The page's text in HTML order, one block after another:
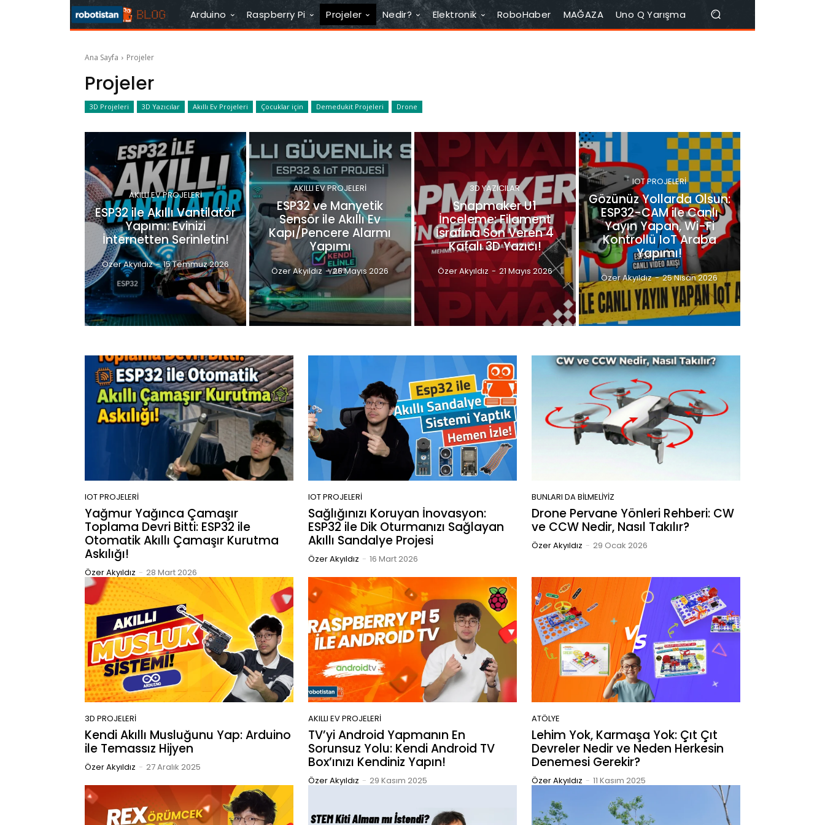
Arduino Raspberry Pi Projeler Nedir? Elektronik RoboHaber MAĞAZA Uno Q Yarışma
Ana Sayfa Projeler
Projeler
3D Projeleri 3D Yazıcılar Akıllı Ev Projeleri Çocuklar için Demedukit Projeleri Drone
AKILLI EV PROJELERI
ESP32 ile Akıllı Vantilatör
Yapımı: Evinizi
İnternetten Serinletin!
Özer Akyıldız - 15 Temmuz 2026
AKILLI EV PROJELERI
ESP32 ve Manyetik
Sensör ile Akıllı Ev
Kapı/Pencere Alarmı
Yapımı
Özer Akyıldız - 26 Mayıs 2026
3D YAZICILAR
Snapmaker U1
İnceleme: Filament
İsrafına Son Veren 4
Kafalı 3D Yazıcı!
Özer Akyıldız - 21 Mayıs 2026
IOT PROJELERI
Gözünüz Yollarda Olsun:
ESP32-CAM ile Canlı
Yayın Yapan, Wi-Fi
Kontrollü IoT Araba
Yapımı!
Özer Akyıldız - 25 Nisan 2026
IOT PROJELERI
Yağmur Yağınca Çamaşır
Toplama Devri Bitti: ESP32 ile
Otomatik Akıllı Çamaşır Kurutma
Askılığı!
Özer Akyıldız - 28 Mart 2026
IOT PROJELERI
Sağlığınızı Koruyan İnovasyon:
ESP32 ile Dik Oturmanızı Sağlayan
Akıllı Sandalye Projesi
Özer Akyıldız - 16 Mart 2026
BUNLARI DA BILMELIYIZ
Drone Pervane Yönleri Rehberi: CW
ve CCW Nedir, Nasıl Takılır?
Özer Akyıldız - 29 Ocak 2026
3D PROJELERI
Kendi Akıllı Musluğunu Yap: Arduino
ile Temassız Hijyen
Özer Akyıldız - 27 Aralık 2025
AKILLI EV PROJELERI
TV’yi Android Yapmanın En
Sorunsuz Yolu: Kendi Android TV
Box’ınızı Kendiniz Yapın!
Özer Akyıldız - 29 Kasım 2025
ATÖLYE
Lehim Yok, Karmaşa Yok: Çıt Çıt
Devreler Nedir ve Neden Herkesin
Denemesi Gerekir?
Özer Akyıldız - 11 Kasım 2025